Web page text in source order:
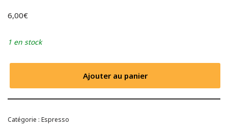
6,00€
1 en stock
Ajouter au panier
Catégorie : Espresso